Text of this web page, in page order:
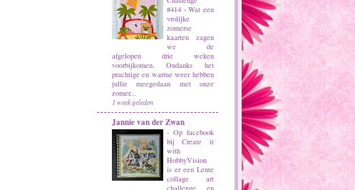
#414 -Wat een
vrolijke
zomerse
kaarten zagen
we de
afgelopen drie weken
voorbijkomen. Ondanks het
prachtige en warme weer hebben
jullie meegedaan met onze
zomer...
1 week geleden
Jannie van der Zwan
- Op facebook
bij Create it
with
HobbyVision
is er een Lente
collage art